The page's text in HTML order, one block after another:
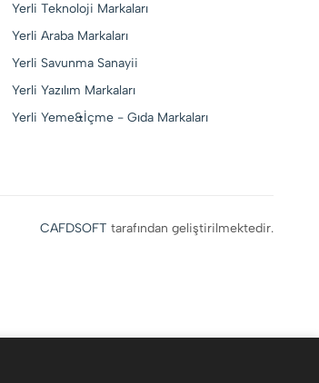
Yerli Teknoloji Markaları
Yerli Araba Markaları
Yerli Savunma Sanayii
Yerli Yazılım Markaları
Yerli Yeme&İçme - Gıda Markaları
CAFDSOFT tarafından geliştirilmektedir.